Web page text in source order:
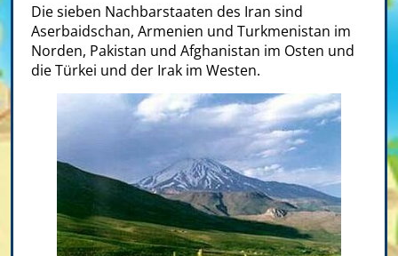
Die sieben Nachbarstaaten des Iran sind
Aserbaidschan, Armenien und Turkmenistan im
Norden, Pakistan und Afghanistan im Osten und
die Türkei und der Irak im Westen.